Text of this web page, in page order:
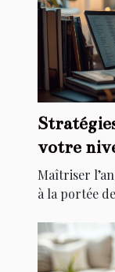
votre
Maîtriser
à la portée